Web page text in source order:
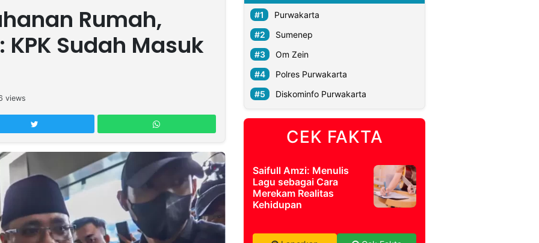
Rumah,
Sudah Masuk
views
Purwakarta
Sumenep
Om Zein
Polres Purwakarta
Diskominfo Purwakarta
CEK FAKTA
Saifull Amzi: Menulis
Lagu sebagai Cara
Merekam Realitas
Kehidupan